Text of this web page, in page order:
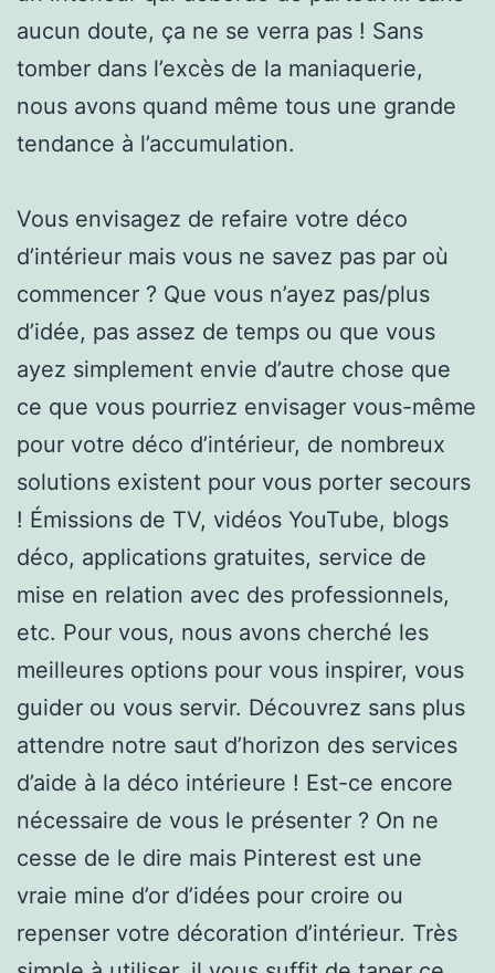
aucun doute, ça ne se verra pas ! Sans
tomber dans l’excès de la maniaquerie,
nous avons quand même tous une grande
tendance à l’accumulation.
Vous envisagez de refaire votre déco
d’intérieur mais vous ne savez pas par où
commencer ? Que vous n’ayez pas/plus
d’idée, pas assez de temps ou que vous
ayez simplement envie d’autre chose que
ce que vous pourriez envisager vous-même
pour votre déco d’intérieur, de nombreux
solutions existent pour vous porter secours
! Émissions de TV, vidéos YouTube, blogs
déco, applications gratuites, service de
mise en relation avec des professionnels,
etc. Pour vous, nous avons cherché les
meilleures options pour vous inspirer, vous
guider ou vous servir. Découvrez sans plus
attendre notre saut d’horizon des services
d’aide à la déco intérieure ! Est-ce encore
nécessaire de vous le présenter ? On ne
cesse de le dire mais Pinterest est une
vraie mine d’or d’idées pour croire ou
repenser votre décoration d’intérieur. Très